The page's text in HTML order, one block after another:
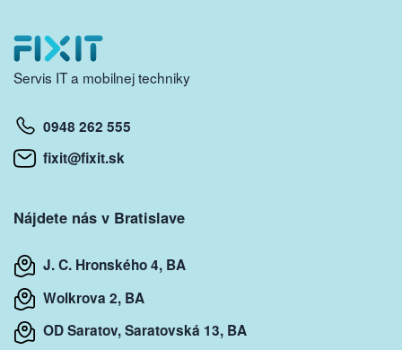
Servis IT a mobilnej techniky
0948 262 555
fixit@fixit.sk
Nájdete nás v Bratislave
J. C. Hronského 4, BA
Wolkrova 2, BA
OD Saratov, Saratovská 13, BA